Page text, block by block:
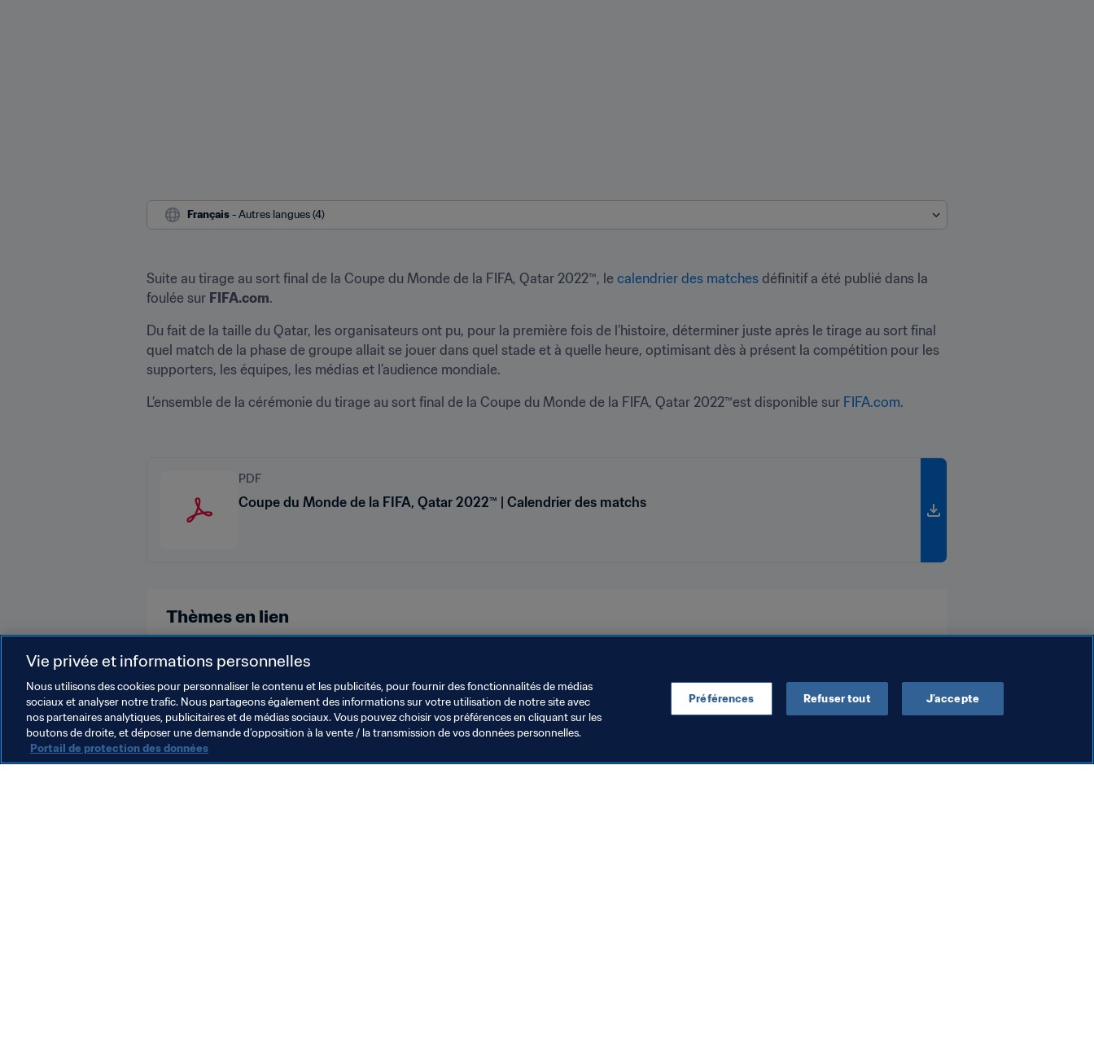
Français - Autres langues (4)
Suite au tirage au sort final de la Coupe du Monde de la FIFA, Qatar 2022™, le calendrier des matches définitif a été publié dans la
foulée sur FIFA.com.
Du fait de la taille du Qatar, les organisateurs ont pu, pour la première fois de l’histoire, déterminer juste après le tirage au sort final
quel match de la phase de groupe allait se jouer dans quel stade et à quelle heure, optimisant dès à présent la compétition pour les
supporters, les équipes, les médias et l’audience mondiale.
L’ensemble de la cérémonie du tirage au sort final de la Coupe du Monde de la FIFA, Qatar 2022™est disponible sur FIFA.com.
PDF
Coupe du Monde de la FIFA, Qatar 2022™ | Calendrier des matchs
Thèmes en lien
Coupe du Monde de la FIFA, Qatar 2022
Vie privée et informations personnelles
Nous utilisons des cookies pour personnaliser le contenu et les publicités, pour fournir des fonctionnalités de médias
sociaux et analyser notre trafic. Nous partageons également des informations sur votre utilisation de notre site avec
nos partenaires analytiques, publicitaires et de médias sociaux. Vous pouvez choisir vos préférences en cliquant sur les
boutons de droite, et déposer une demande d’opposition à la vente / la transmission de vos données personnelles.
Portail de protection des données
Préférences Refuser tout J’accepte